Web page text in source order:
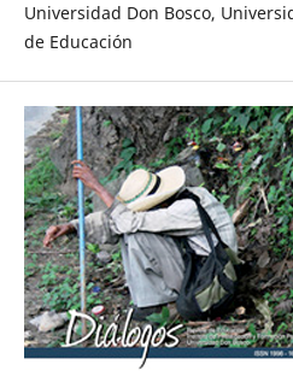
Universidad Don Bosco,
de Educación